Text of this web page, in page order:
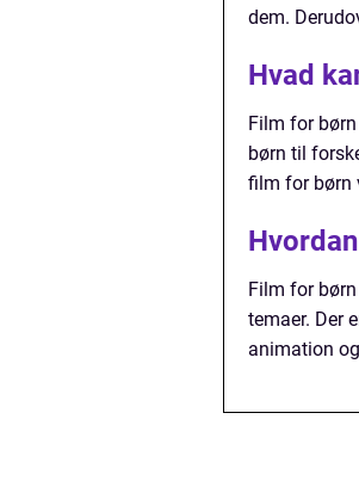
dem.
Hvad
Film for
børn til
film for børn
Film for
temaer. Der
animation